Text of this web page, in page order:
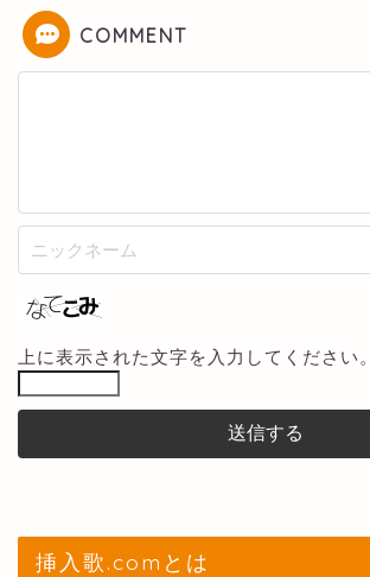
COMMENT
上に表示された文字を入力してください。
挿入歌.comとは